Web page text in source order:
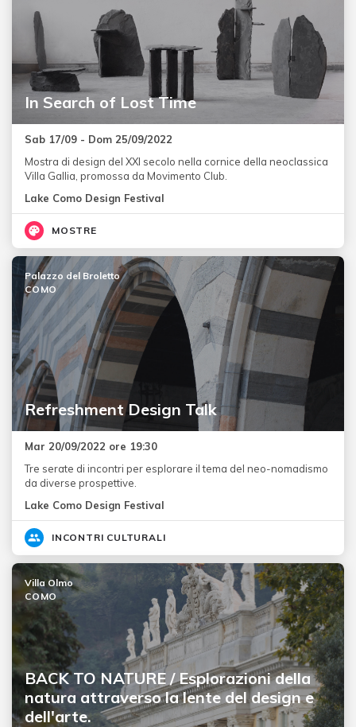
In Search of Lost Time
Sab 17/09 - Dom 25/09/2022
Mostra di design del XXI secolo nella cornice della neoclassica
Villa Gallia, promossa da Movimento Club.
Lake Como Design Festival
MOSTRE
Refreshment Design Talk
Palazzo del Broletto
COMO
Mar 20/09/2022 ore 19:30
Tre serate di incontri per esplorare il tema del neo-nomadismo
da diverse prospettive.
Lake Como Design Festival
INCONTRI CULTURALI
BACK TO NATURE / Esplorazioni della
natura attraverso la lente del design e
dell'arte.
Villa Olmo
COMO